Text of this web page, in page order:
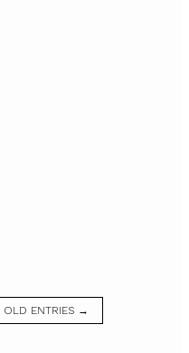
OLD ENTRIES →